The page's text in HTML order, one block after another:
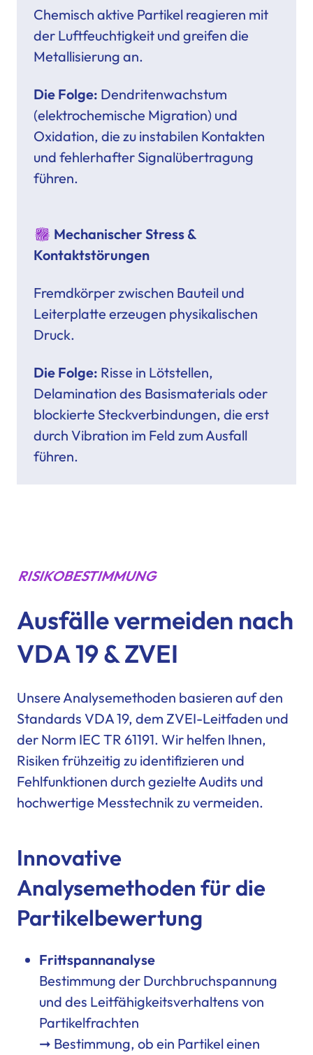
Chemisch aktive Partikel reagieren mit
der Luftfeuchtigkeit und greifen die
Metallisierung an.
Die Folge: Dendritenwachstum
(elektrochemische Migration) und
Oxidation, die zu instabilen Kontakten
und fehlerhafter Signalübertragung
führen.
Mechanischer Stress &
Kontaktstörungen
Fremdkörper zwischen Bauteil und
Leiterplatte erzeugen physikalischen
Druck.
Die Folge: Risse in Lötstellen,
Delamination des Basismaterials oder
blockierte Steckverbindungen, die erst
durch Vibration im Feld zum Ausfall
führen.
RISIKOBESTIMMUNG
Ausfälle vermeiden nach
VDA 19 & ZVEI
Unsere Analysemethoden basieren auf den
Standards VDA 19, dem ZVEI-Leitfaden und
der Norm IEC TR 61191. Wir helfen Ihnen,
Risiken frühzeitig zu identifizieren und
Fehlfunktionen durch gezielte Audits und
hochwertige Messtechnik zu vermeiden.
Innovative
Analysemethoden für die
Partikelbewertung
Frittspannanalyse
Bestimmung der Durchbruchspannung
und des Leitfähigkeitsverhaltens von
Partikelfrachten
➞ Bestimmung, ob ein Partikel einen